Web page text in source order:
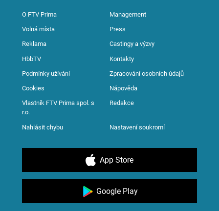
O FTV Prima Management
Volná místa Press
Reklama Castingy a výzvy
HbbTV Kontakty
Podmínky užívání Zpracování osobních údajů
Cookies Nápověda
Vlastník FTV Prima spol. s
r.o.
Redakce
Nahlásit chybu Nastavení soukromí
App Store
Google Play